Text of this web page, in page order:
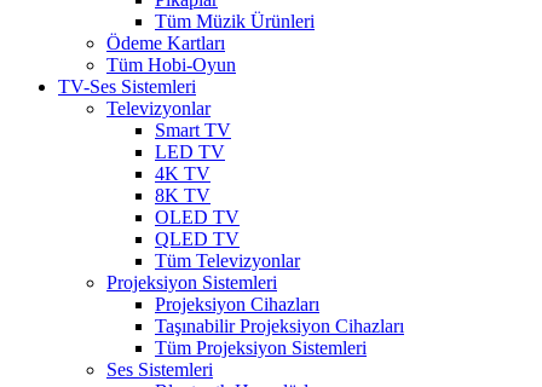
Tüm Müzik Ürünleri
Ödeme Kartları
Tüm Hobi-Oyun
TV-Ses Sistemleri
Televizyonlar
Smart TV
LED TV
4K TV
8K TV
OLED TV
QLED TV
Tüm Televizyonlar
Projeksiyon Sistemleri
Projeksiyon Cihazları
Taşınabilir Projeksiyon Cihazları
Tüm Projeksiyon Sistemleri
Ses Sistemleri